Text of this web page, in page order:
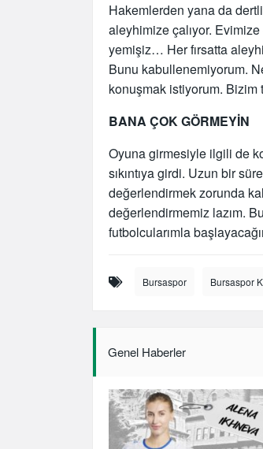
Hakemlerden yana da
aleyhimize çalıyor.
yemişiz… Her fırsatta
Bunu kabullenemiyorum.
konuşmak istiyorum. Bizim
BANA ÇOK GÖRMEYİN
Oyuna girmesiyle ilgili de
sıkıntıya girdi. Uzun bir
değerlendirmek zorunda
değerlendirmemiz lazım.
futbolcularımla
Bursaspor Bursaspor
Genel Haberler